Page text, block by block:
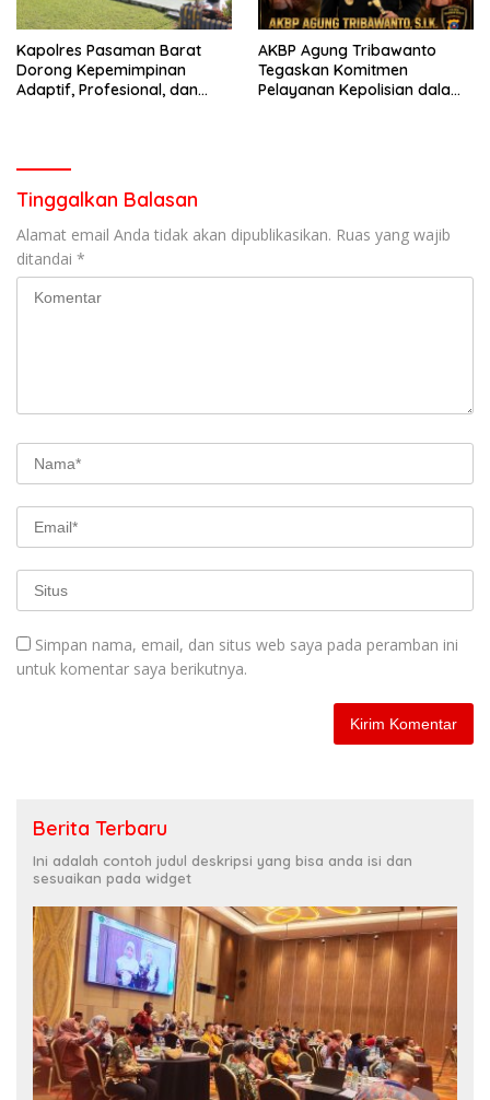
Kapolres Pasaman Barat
Dorong Kepemimpinan
Adaptif, Profesional, dan
AKBP Agung Tribawanto
Tegaskan Komitmen
Pelayanan Kepolisian dalam
Tinggalkan Balasan
Alamat email Anda tidak akan dipublikasikan. Ruas yang wajib
ditandai *
Simpan nama, email, dan situs web saya pada peramban ini
untuk komentar saya berikutnya.
Berita Terbaru
Ini adalah contoh judul deskripsi yang bisa anda isi dan
sesuaikan pada widget